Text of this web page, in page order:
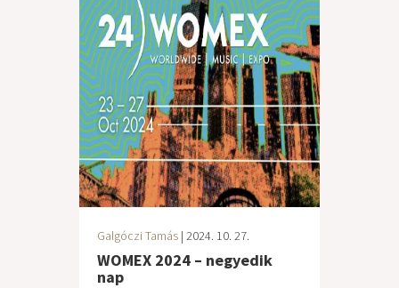
Galgóczi Tamás | 2024. 10. 27.
WOMEX 2024 – negyedik
nap